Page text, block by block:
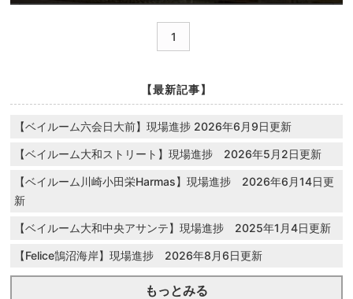
1
【最新記事】
【ベイルーム六会日大前】現場進捗 2026年6月9日更新
【ベイルーム大和ストリート】現場進捗 2026年5月2日更新
【ベイルーム川崎小田栄Harmas】現場進捗 2026年6月14日更
新
【ベイルーム大和中央アサンテ】現場進捗 2025年1月4日更新
【Felice鵠沼海岸】現場進捗 2026年8月6日更新
もっとみる